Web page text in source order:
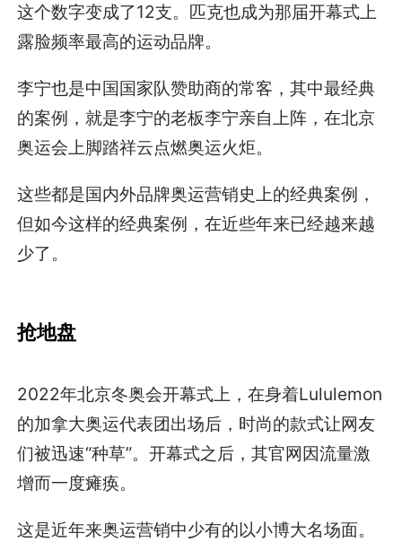
这个数字变成了12支。匹克也成为那届开幕式上
露脸频率最高的运动品牌。
李宁也是中国国家队赞助商的常客，其中最经典
的案例，就是李宁的老板李宁亲自上阵，在北京
奥运会上脚踏祥云点燃奥运火炬。
这些都是国内外品牌奥运营销史上的经典案例，
但如今这样的经典案例，在近些年来已经越来越
少了。
抢地盘
2022年北京冬奥会开幕式上，在身着Lululemon
的加拿大奥运代表团出场后，时尚的款式让网友
们被迅速“种草”。开幕式之后，其官网因流量激
增而一度瘫痪。
这是近年来奥运营销中少有的以小博大名场面。